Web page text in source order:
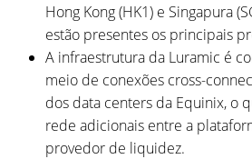
Hong Kong (HK1) e Singapura
estão presentes os principais
A infraestrutura da Luramic é
meio de conexões cross-
dos data centers da Equinix, o
rede adicionais entre a
provedor de liquidez.